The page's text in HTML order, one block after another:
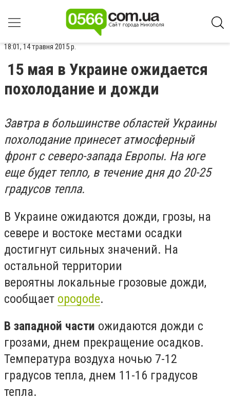
18:01, 14 травня 2015 р.
15 мая в Украине ожидается
похолодание и дожди
Завтра в большинстве областей Украины
похолодание принесет атмосферный
фронт с северо-запада Европы. На юге
еще будет тепло, в течение дня до 20-25
градусов тепла.
В Украине ожидаются дожди, грозы, на
севере и востоке местами осадки
достигнут сильных значений. На
остальной территории
вероятны локальные грозовые дожди,
сообщает opogode.
В западной части ожидаются дожди с
грозами, днем ​​прекращение осадков.
Температура воздуха ночью 7-12
градусов тепла, днем ​​11-16 градусов
тепла.